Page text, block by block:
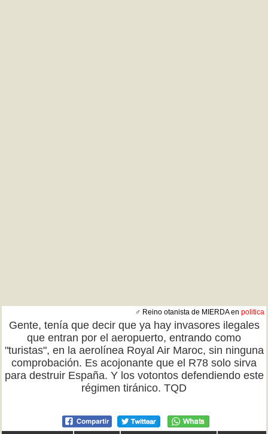
♂ Reino otanista de MIERDA en politica
Gente, tenía que decir que ya hay invasores ilegales
que entran por el aeropuerto, entrando como
"turistas", en la aerolínea Royal Air Maroc, sin ninguna
comprobación. Es acojonante que el R78 solo sirva
para destruir España. Y los votontos defendiendo este
régimen tiránico. TQD